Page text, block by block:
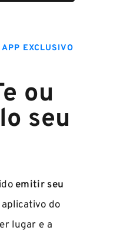
EXCLUSIVO
ou
seu
emitir seu
do
lugar e a